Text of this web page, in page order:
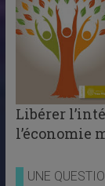
Libérer
l’économie
UNE